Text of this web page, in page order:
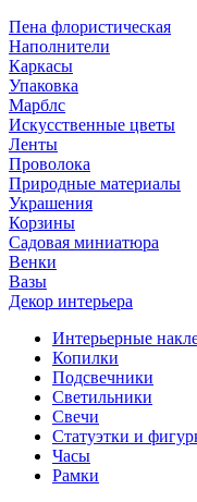
Пена флористическая
Наполнители
Каркасы
Упаковка
Марблс
Искусственные цветы
Ленты
Проволока
Природные материалы
Украшения
Корзины
Садовая миниатюра
Венки
Вазы
Декор интерьера
Интерьерные
Копилки
Подсвечники
Светильники
Свечи
Статуэтки и
Часы
Рамки